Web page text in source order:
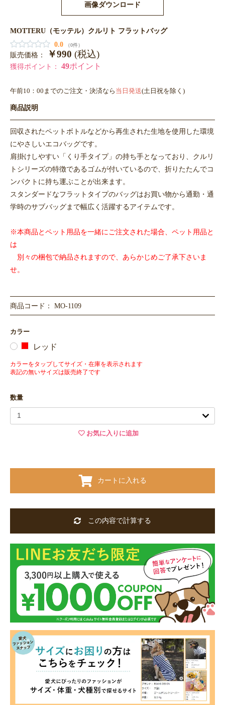
画像ダウンロード
MOTTERU（モッテル）クルリト フラットバッグ
0.0
（0件）
販売価格： ￥990 (税込)
獲得ポイント： 49ポイント
午前10：00までのご注文・決済なら 当日発送(土日祝を除く)
商品説明
回収されたペットボトルなどから再生された生地を使用した環境
にやさしいエコバッグです。
肩掛けしやすい「くり手タイプ」の持ち手となっており、クルリ
トシリーズの特徴であるゴムが付いているので、折りたたんでコ
ンパクトに持ち運ぶことが出来ます。
スタンダードなフラットタイプのバッグはお買い物から通勤・通
学時のサブバッグまで幅広く活躍するアイテムです。
※本商品とペット用品を一緒にご注文された場合、ペット用品と
は
別々の梱包で納品されますので、あらかじめご了承下さいま
せ。
商品コード： MO-1109
カラー
レッド
カラーをタップしてサイズ・在庫を表示されます
表記の無いサイズは販売終了です
数量
お気に入りに追加
カートに入れる
この内容で計算する